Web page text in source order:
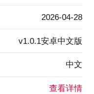
2026-04-28
v1.0.1安卓中文版
中文
查看详情